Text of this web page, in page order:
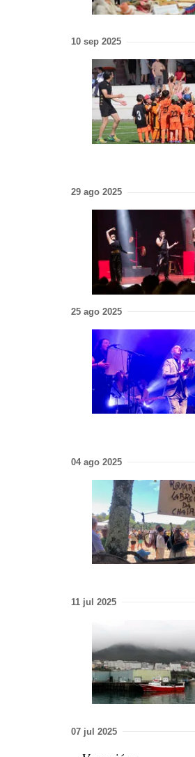
10 sep 2025
29 ago 2025
25 ago 2025
04 ago 2025
11 jul 2025
07 jul 2025